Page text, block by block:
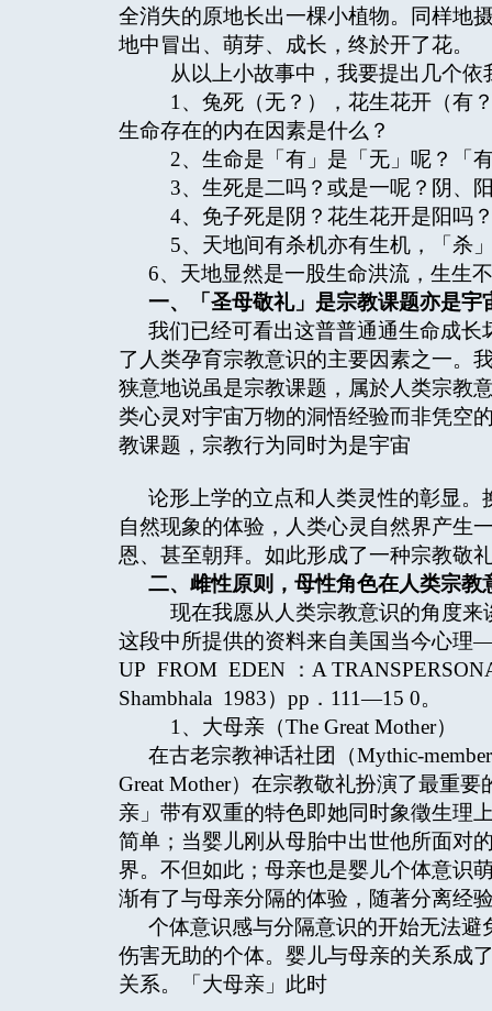
全消失的原地长出一棵小植物。同样地
地中冒出、萌芽、成长，终於开了花。
从以上小故事中，我要提出几个依
1、兔死（无？），花生花开（有
生命存在的内在因素是什么？
2、生命是「有」是「无」呢？「
3、生死是二吗？或是一呢？阴、
4、免子死是阴？花生花开是阳吗
5、天地间有杀机亦有生机，「杀
6、天地显然是一股生命洪流，生生
一、「圣母敬礼」是宗教课题亦是宇
我们已经可看出这普普通通生命成
了人类孕育宗教意识的主要因素之一。
狭意地说虽是宗教课题，属於人类宗教
类心灵对宇宙万物的洞悟经验而非凭空
教课题，宗教行为同时为是宇宙
论形上学的立点和人类灵性的彰显
自然现象的体验，人类心灵自然界产生
恩、甚至朝拜。如此形成了一种宗教敬
二、雌性原则，母性角色在人类宗教
现在我愿从人类宗教意识的角度来
这段中所提供的资料来自美国当今心
UP FROM EDEN ：A
Shambhala 1983）pp．111—15 0。
1、大母亲（The Great Mother）
在古老宗教神话社团（Mythic-
Great Mother）在宗教敬礼扮演了最重
亲」带有双重的特色即她同时象徵生理
简单；当婴儿刚从母胎中出世他所面对
界。不但如此；母亲也是婴儿个体意识
渐有了与母亲分隔的体验，随著分离经
个体意识感与分隔意识的开始无法
伤害无助的个体。婴儿与母亲的关系
关系。「大母亲」此时